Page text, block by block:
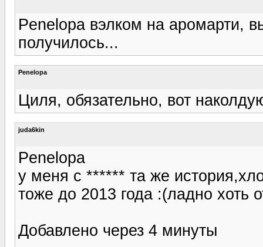
Penelopa вэлком на аромарти,
получилось...
Penelopa
Циля, обязательно, вот
juda6kin
Penelopa
у меня с ****** та же
тоже до 2013 года :(ладно хоть
Добавлено через 4 минуты